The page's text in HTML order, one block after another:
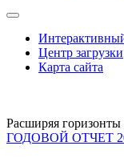
Центр загрузки
Карта сайта
Расширяя горизонты
ГОДОВОЙ ОТЧЕТ